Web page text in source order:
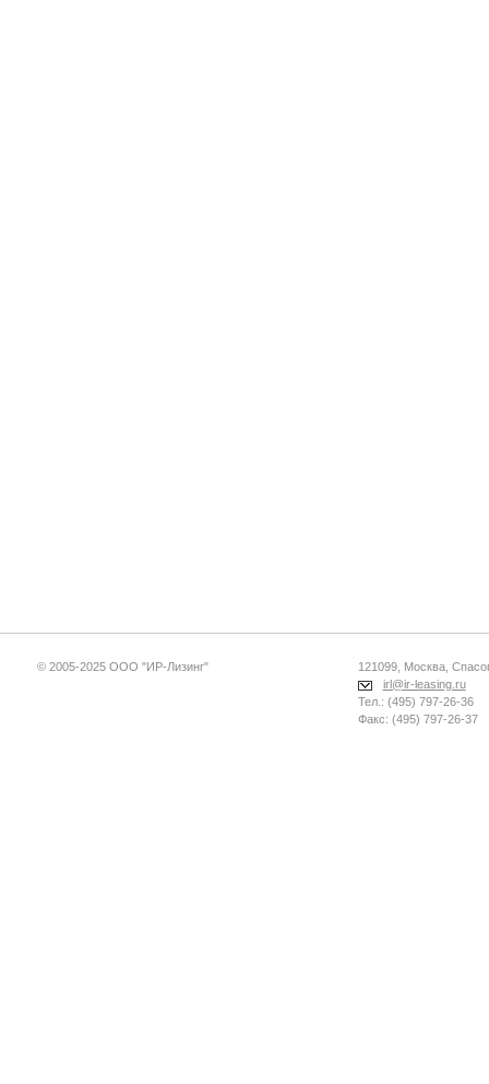
© 2005-2025 ООО "ИР-Лизинг"
121099, Москва,
irl@ir-leasing.ru
Тел.: (495) 797-26-36
Факс: (495) 797-26-37